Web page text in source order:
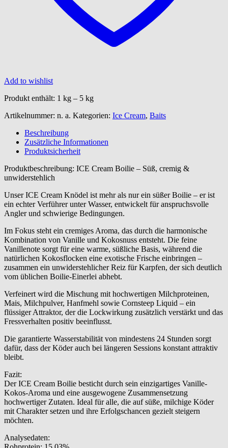
Add to wishlist
Produkt enthält: 1 kg – 5 kg
Artikelnummer: n. a. Kategorien: Ice Cream, Baits
Beschreibung
Zusätzliche Informationen
Produktsicherheit
Produktbeschreibung: ICE Cream Boilie – Süß, cremig &
unwiderstehlich
Unser ICE Cream Knödel ist mehr als nur ein süßer Boilie – er ist
ein echter Verführer unter Wasser, entwickelt für anspruchsvolle
Angler und schwierige Bedingungen.
Im Fokus steht ein cremiges Aroma, das durch die harmonische
Kombination von Vanille und Kokosnuss entsteht. Die feine
Vanillenote sorgt für eine warme, süßliche Basis, während die
natürlichen Kokosflocken eine exotische Frische einbringen –
zusammen ein unwiderstehlicher Reiz für Karpfen, der sich deutlich
vom üblichen Boilie-Einerlei abhebt.
Verfeinert wird die Mischung mit hochwertigen Milchproteinen,
Mais, Milchpulver, Hanfmehl sowie Cornsteep Liquid – ein
flüssiger Attraktor, der die Lockwirkung zusätzlich verstärkt und das
Fressverhalten positiv beeinflusst.
Die garantierte Wasserstabilität von mindestens 24 Stunden sorgt
dafür, dass der Köder auch bei längeren Sessions konstant attraktiv
bleibt.
Fazit:
Der ICE Cream Boilie besticht durch sein einzigartiges Vanille-
Kokos-Aroma und eine ausgewogene Zusammensetzung
hochwertiger Zutaten. Ideal für alle, die auf süße, milchige Köder
mit Charakter setzen und ihre Erfolgschancen gezielt steigern
möchten.
Analysedaten: